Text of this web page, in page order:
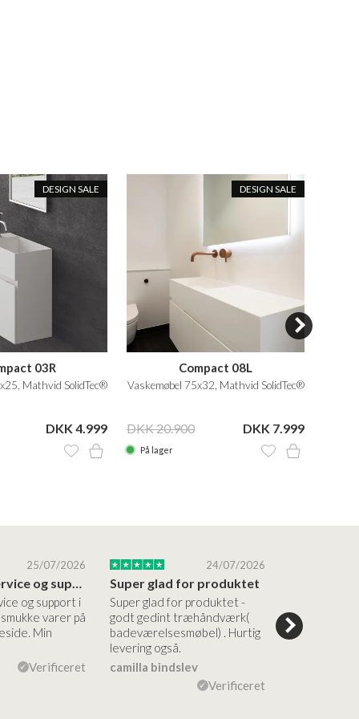
DESIGN SALE
03R
Mathvid SolidTec®
DKK 4.999
DESIGN SALE
Compact 08L
Vaskemøbel 75x32, Mathvid SolidTec®
DKK 20.900 DKK 7.999
På lager
25/07/2026
og support i
varer på
Min
Verificeret
24/07/2026
Super glad for produktet
Super glad for produktet -
godt gedint træhåndværk(
badeværelsesmøbel) . Hurtig
levering også.
camilla bindslev
Verificeret
forståelig
nem